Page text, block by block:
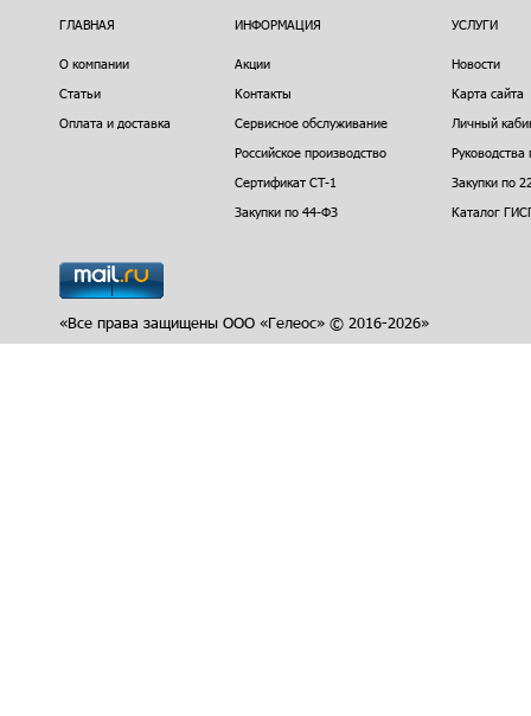
ГЛАВНАЯ
О компании
Статьи
Оплата и доставка
ИНФОРМАЦИЯ
Акции
Контакты
Сервисное обслуживание
Российское производство
Сертификат СТ-1
Закупки по 44-ФЗ
УСЛУГИ
Новости
Карта сайта
Личный
Закупки по
Каталог
«Все права защищены ООО «Гелеос» © 2016-2026»